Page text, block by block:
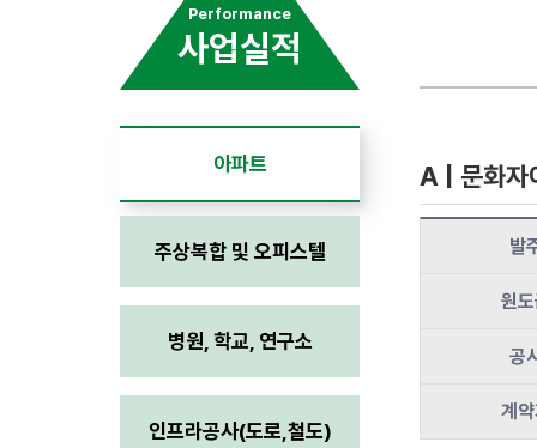
Performance
사업실적
아파트
주상복합 및 오피스텔
병원, 학교, 연구소
인프라공사(도로,철도)
A | 문화자
발
원
공
계